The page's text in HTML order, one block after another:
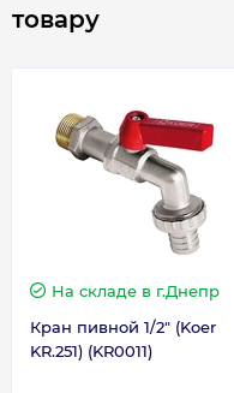
товару
На складе в г.Днепр
Кран пивной 1/2" (Koer
KR.251) (KR0011)